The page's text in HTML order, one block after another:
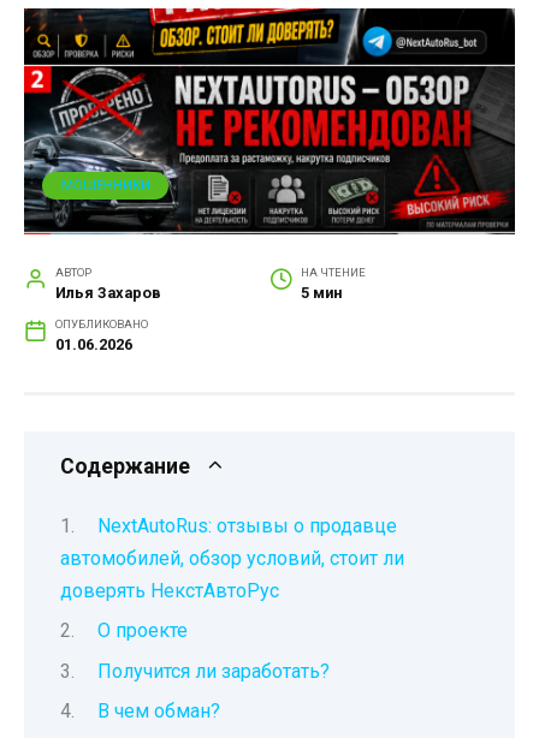
МОШЕННИКИ
АВТОР
Илья Захаров
НА ЧТЕНИЕ
5 мин
ОПУБЛИКОВАНО
01.06.2026
Содержание
NextAutoRus: отзывы о продавце
автомобилей, обзор условий, стоит ли
доверять НекстАвтоРус
О проекте
Получится ли заработать?
В чем обман?